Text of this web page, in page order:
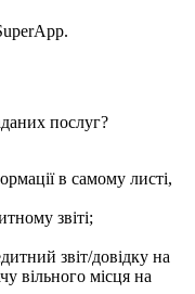
.
даних послуг?
ормації в самому листі,
тному звіті;
дитний звіт/довідку на
чу вільного місця на